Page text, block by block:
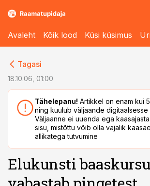
Avaleht Kõik lood Küsi küsimus
Tagasi
18.10.06, 01:00
Tähelepanu! Artikkel on enam kui
ning kuulub väljaande digitaalsesse
Väljaanne ei uuenda ega
sisu, mistõttu võib olla vajalik
allikatega tutvumine
Elukunsti